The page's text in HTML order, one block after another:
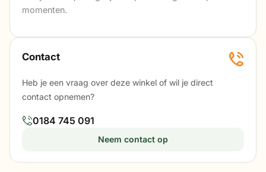
momenten.
Contact
Heb je een vraag over deze winkel of wil je direct
contact opnemen?
0184 745 091
Neem contact op